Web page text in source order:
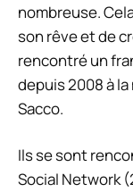
nombreuse.
son rêve et de
rencontré un
depuis 2008 à
Sacco.
Ils se sont
Social Network